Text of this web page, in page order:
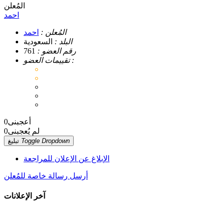
المُعلن
احمد
المُعلن : احمد
البلد : السعودية
رقم العضو : 761
تقييمات العضو :
أعجبنى0
لم يُعجبنى0
Toggle Dropdown
الإبلاغ عن الإعلان للمراجعة
أرسل رسالة خاصة للمُعلن
آخر الإعلانات